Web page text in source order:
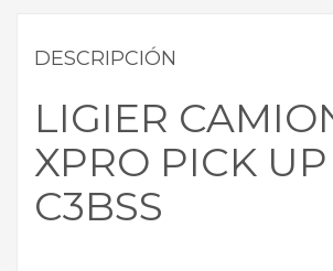
DESCRIPCIÓN
LIGIER
XPRO PICK
C3BSS